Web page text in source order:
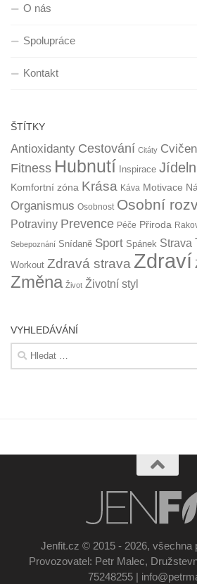
O nás
Spolupráce
Kontakt
ŠTÍTKY
Antioxidanty Cestování Citáty
Fitness Hubnutí Inspirace
Komfortní zóna Krása Káva Motivace
Organismus Osobnost Osobní
Potraviny Prevence Péče Přiroda
Sebepoznání Snídaně Sport Spánek Strava
Workout Zdravá strava Zdraví
Změna Život Životní styl
VYHLEDÁVÁNÍ
Vyhledávání
Jenfit.cz © 2015 - 2026, všechna
Provozovatel: Petr Malec,
75248255 |